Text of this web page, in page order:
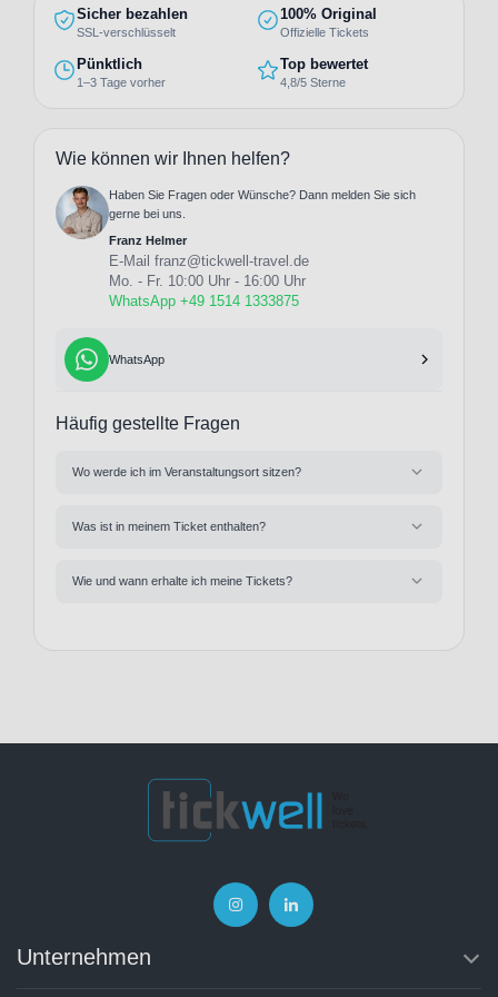
Sicher bezahlen
SSL-verschlüsselt
100% Original
Offizielle Tickets
Pünktlich
1–3 Tage vorher
Top bewertet
4,8/5 Sterne
Wie können wir Ihnen helfen?
Haben Sie Fragen oder Wünsche? Dann melden Sie sich
gerne bei uns.
Franz Helmer
E-Mail franz@tickwell-travel.de
Mo. - Fr. 10:00 Uhr - 16:00 Uhr
WhatsApp +49 1514 1333875
WhatsApp
Häufig gestellte Fragen
Wo werde ich im Veranstaltungsort sitzen?
Was ist in meinem Ticket enthalten?
Wie und wann erhalte ich meine Tickets?
Unternehmen